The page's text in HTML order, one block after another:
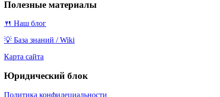
Полезные материалы
🍴 Наш блог
💡 База знаний / Wiki
Карта сайта
Юридический блок
Политика конфидециальности